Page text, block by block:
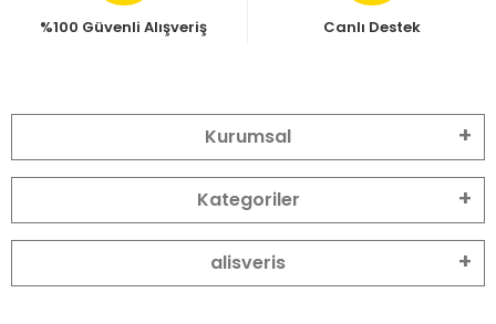
%100 Güvenli Alışveriş Canlı Destek
Kurumsal
Kategoriler
alisveris